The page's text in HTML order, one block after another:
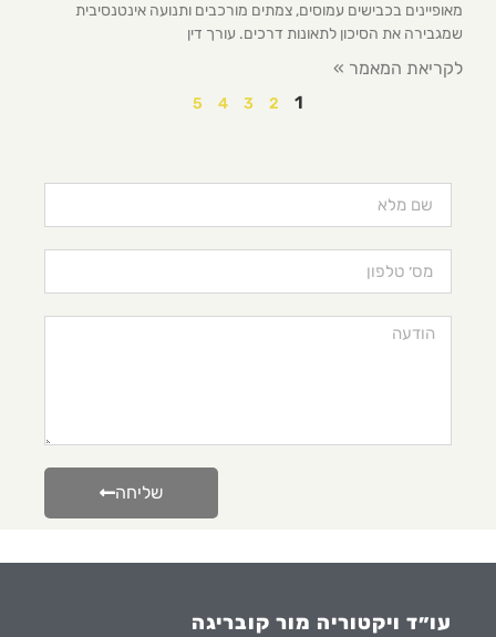
מאופיינים בכבישים עמוסים, צמתים מורכבים ותנועה אינטנסיבית
שמגבירה את הסיכון לתאונות דרכים. עורך דין
לקריאת המאמר »
1
2
3
4
5
שליחה
עו״ד ויקטוריה מור קובריגה